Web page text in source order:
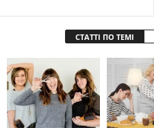
СТАТТІ ПО ТЕМІ